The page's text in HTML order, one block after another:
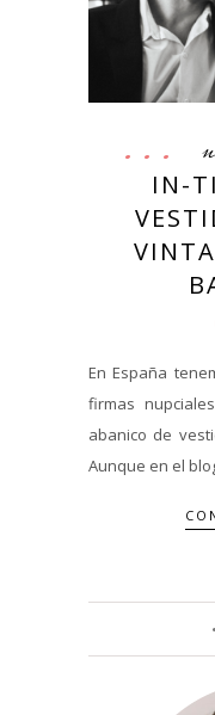
IN-
En España
firmas
abanico de
Aunque en el